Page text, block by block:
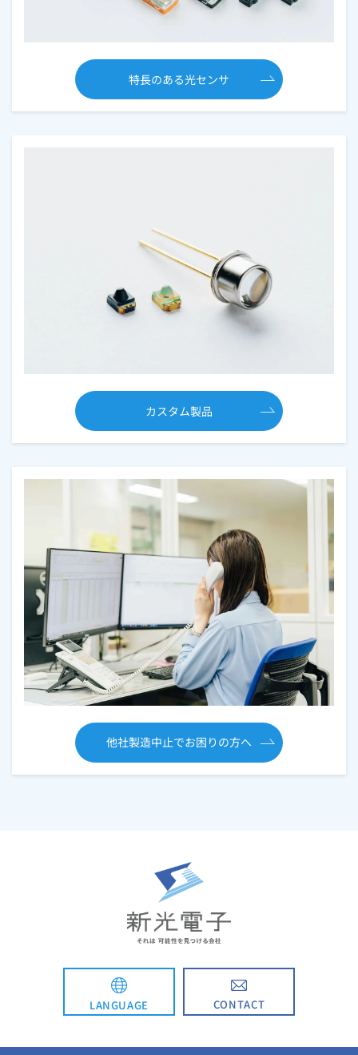
特長のある光センサ
カスタム製品
他社製造中止でお困りの方へ
LANGUAGE CONTACT